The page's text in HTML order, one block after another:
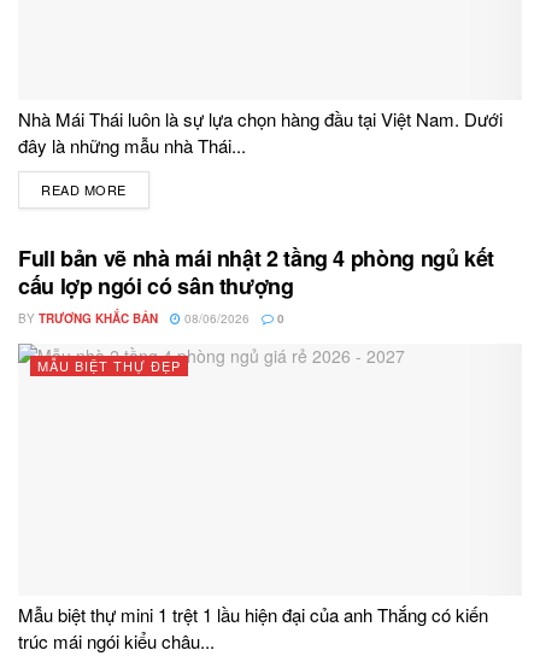
Nhà Mái Thái luôn là sự lựa chọn hàng đầu tại Việt Nam. Dưới
đây là những mẫu nhà Thái...
READ MORE
Full bản vẽ nhà mái nhật 2 tầng 4 phòng ngủ kết
cấu lợp ngói có sân thượng
BY TRƯƠNG KHẮC BẢN 08/06/2026 0
MẪU BIỆT THỰ ĐẸP
Mẫu biệt thự mini 1 trệt 1 lầu hiện đại của anh Thắng có kiến
trúc mái ngói kiểu châu...